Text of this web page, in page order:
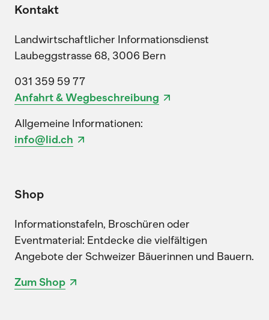
Kontakt
Landwirtschaftlicher Informationsdienst
Laubeggstrasse 68, 3006 Bern
031 359 59 77
Anfahrt & Wegbeschreibung
Allgemeine Informationen:
info@lid.ch
Shop
Informationstafeln, Broschüren oder
Eventmaterial: Entdecke die vielfältigen
Angebote der Schweizer Bäuerinnen und Bauern.
Zum Shop